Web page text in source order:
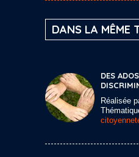
DANS LA MÊME
DES
Réalisée